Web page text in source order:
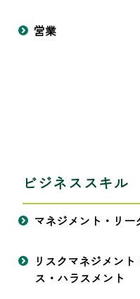
営業
ビジネススキル
マネジメント・リー
リスクマネジメン
ス・ハラスメント